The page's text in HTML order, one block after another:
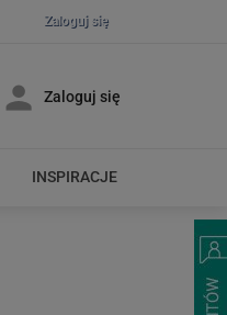
Zaloguj się
Zaloguj się
INSPIRACJE